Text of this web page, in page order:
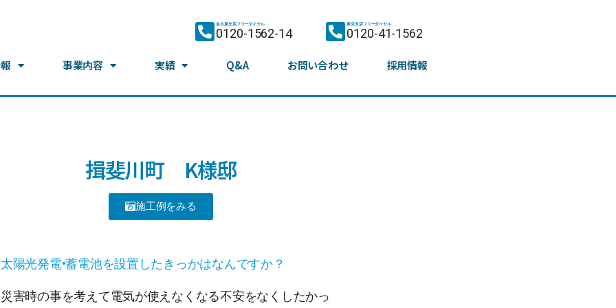
名古屋支店フリーダイヤル
0120-1562-14
東京支店フリーダイヤル
0120-41-1562
事業内容 実績 Q&A お問い合わせ 採用情報
揖斐川町 K様邸
施工例をみる
太陽光発電•蓄電池を設置したきっかはなんですか？
災害時の事を考えて電気が使えなくなる不安をなくしたかっ